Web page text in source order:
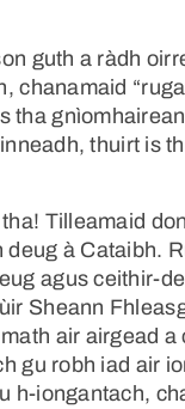
guth a ràdh
chanamaid
tha
thuirt is
Tilleamaid
à Cataibh.
agus ceithir-
Sheann
air airgead
gu robh iad air
h-iongantach,